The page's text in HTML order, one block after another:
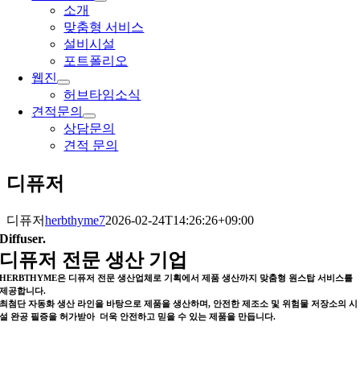
소개
맞춤형 서비스
설비시설
포트폴리오
웹진
허브타임소식
견적문의
상담문의
견적 문의
디퓨저
디퓨저herbthyme72026-02-24T14:26:26+09:00
Diffuser.
디퓨저 전문 생산 기업
HERBTHYME은 디퓨저 전문 생산업체로 기획에서 제품 생산까지 맞춤형 원스탑 서비스를
제공합니다.
최첨단 자동화 생산 라인을 바탕으로 제품을 생산하며, 안전한 제조소 및 위험물 저장소의 시
설 완공 필증을 허가받아 더욱 안전하고 믿을 수 있는 제품을 만듭니다.